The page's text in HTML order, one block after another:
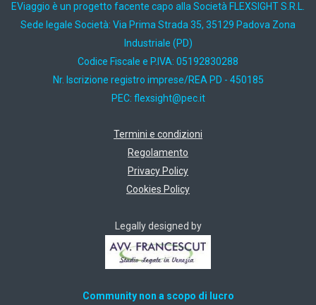
EViaggio è un progetto facente capo alla Società FLEXSIGHT S.R.L.
Sede legale Società: Via Prima Strada 35, 35129 Padova Zona
Industriale (PD)
Codice Fiscale e P.IVA: 05192830288
Nr. Iscrizione registro imprese/REA PD - 450185
PEC: ti.cep@thgisxelf
Termini e condizioni
Regolamento
Privacy Policy
Cookies Policy
Legally designed by
Community non a scopo di lucro